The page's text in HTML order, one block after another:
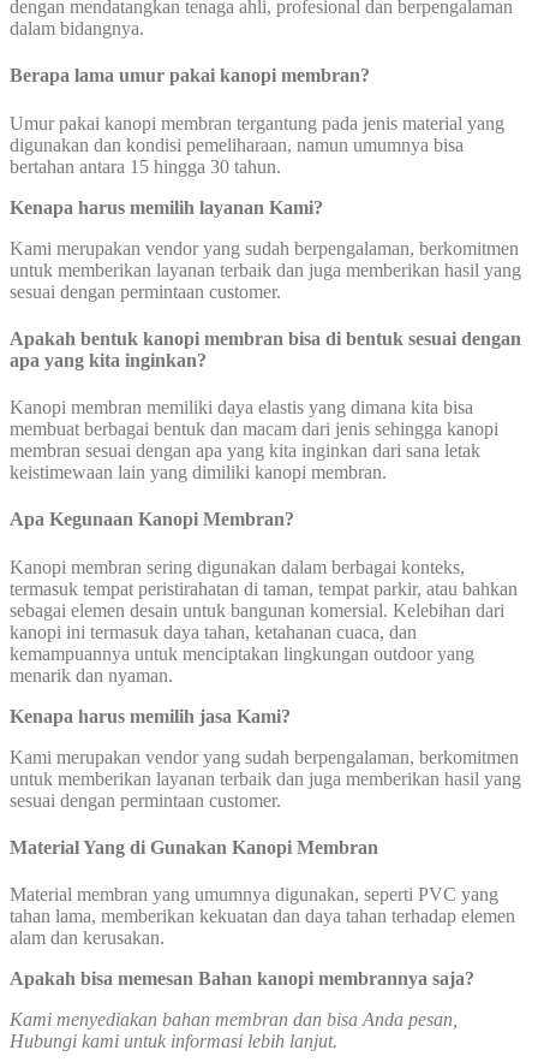
dengan mendatangkan tenaga ahli, profesional dan berpengalaman
dalam bidangnya.
Berapa lama umur pakai kanopi membran?
Umur pakai kanopi membran tergantung pada jenis material yang
digunakan dan kondisi pemeliharaan, namun umumnya bisa
bertahan antara 15 hingga 30 tahun.
Kenapa harus memilih layanan Kami?
Kami merupakan vendor yang sudah berpengalaman, berkomitmen
untuk memberikan layanan terbaik dan juga memberikan hasil yang
sesuai dengan permintaan customer.
Apakah bentuk kanopi membran bisa di bentuk sesuai dengan
apa yang kita inginkan?
Kanopi membran memiliki daya elastis yang dimana kita bisa
membuat berbagai bentuk dan macam dari jenis sehingga kanopi
membran sesuai dengan apa yang kita inginkan dari sana letak
keistimewaan lain yang dimiliki kanopi membran.
Apa Kegunaan Kanopi Membran?
Kanopi membran sering digunakan dalam berbagai konteks,
termasuk tempat peristirahatan di taman, tempat parkir, atau bahkan
sebagai elemen desain untuk bangunan komersial. Kelebihan dari
kanopi ini termasuk daya tahan, ketahanan cuaca, dan
kemampuannya untuk menciptakan lingkungan outdoor yang
menarik dan nyaman.
Kenapa harus memilih jasa Kami?
Kami merupakan vendor yang sudah berpengalaman, berkomitmen
untuk memberikan layanan terbaik dan juga memberikan hasil yang
sesuai dengan permintaan customer.
Material Yang di Gunakan Kanopi Membran
Material membran yang umumnya digunakan, seperti PVC yang
tahan lama, memberikan kekuatan dan daya tahan terhadap elemen
alam dan kerusakan.
Apakah bisa memesan Bahan kanopi membrannya saja?
Kami menyediakan bahan membran dan bisa Anda pesan,
Hubungi kami untuk informasi lebih lanjut.